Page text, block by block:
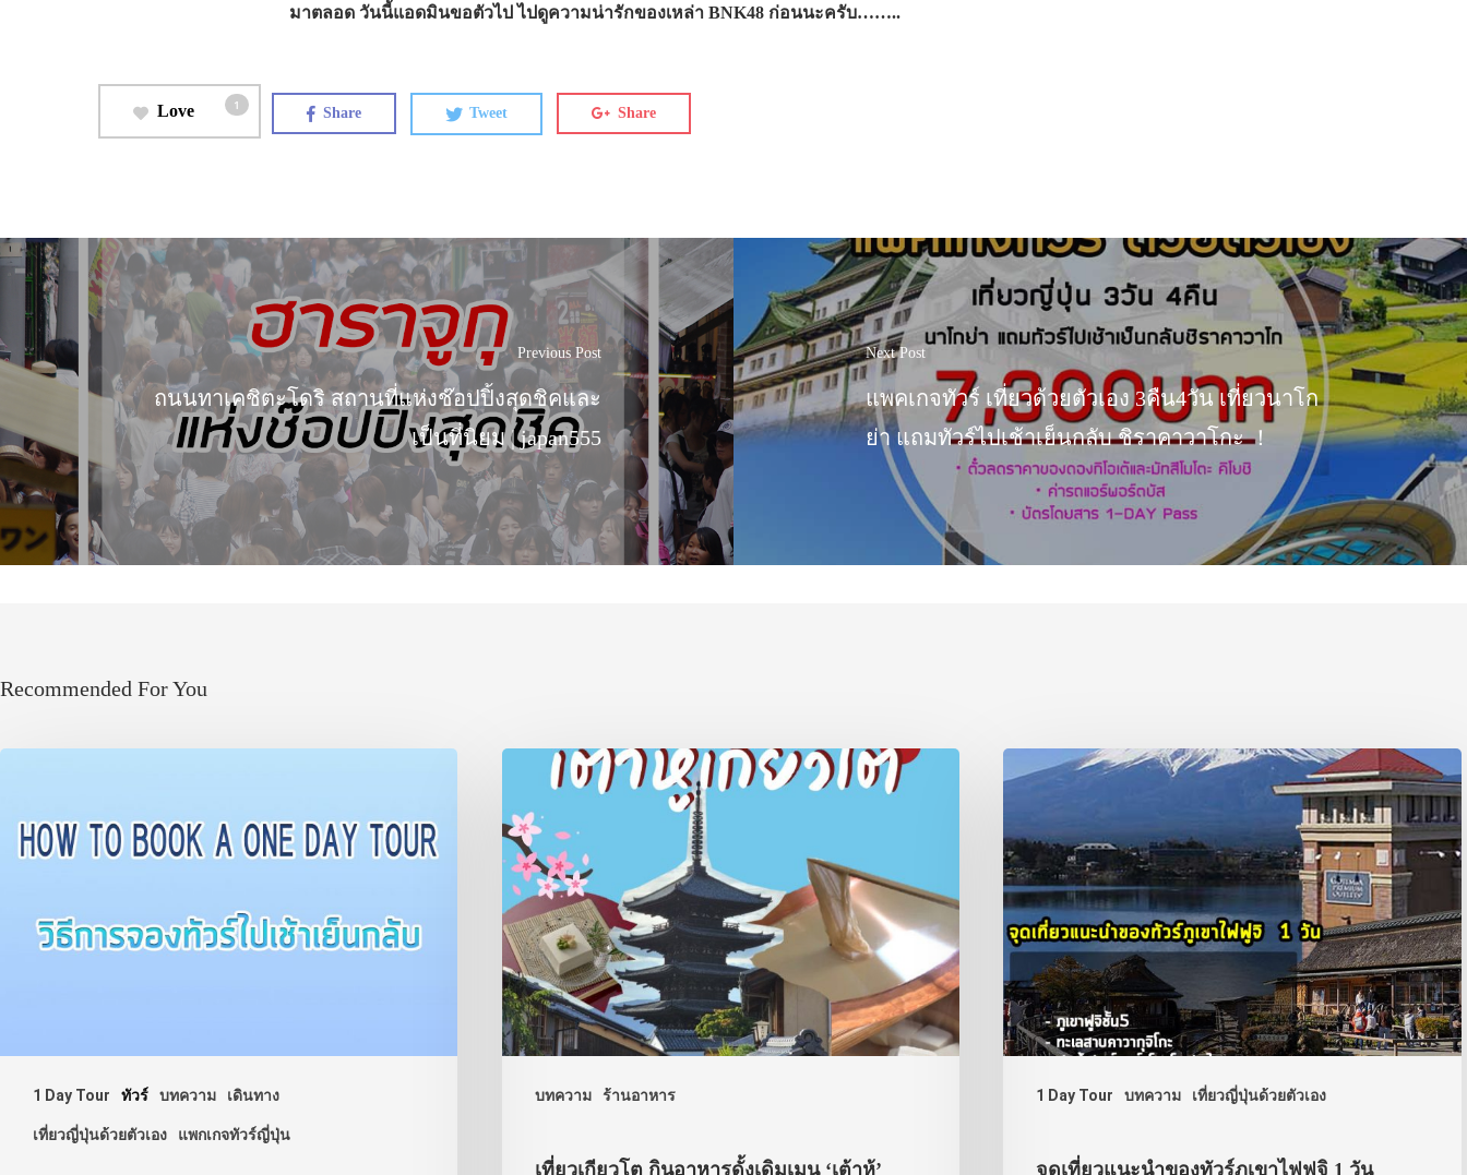
มาตลอด วันนี้แอดมินขอตัวไป ไปดูความน่ารักของเหล่า BNK48 ก่อนนะครับ……..
Love 1 Share Tweet Share
Previous Post
ถนนทาเคชิตะโดริ สถานที่แห่งช๊อปปิ้งสุดชิคและ
เป็นที่นิยม | japan555
Next Post
แพคเกจทัวร์ เที่ยวด้วยตัวเอง 3คืน4วัน เที่ยวนาโก
ย่า แถมทัวร์ไปเช้าเย็นกลับ ชิราคาวาโกะ ！
Recommended For You
1 Day Tour ทัวร์ บทความ เดินทาง
เที่ยวญี่ปุ่นด้วยตัวเอง แพกเกจทัวร์ญี่ปุ่น
บทความ ร้านอาหาร
เที่ยวเกียวโต กินอาหารดั้งเดิมเมนู ‘เต้าหู้’
1 Day Tour บทความ เที่ยวญี่ปุ่นด้วยตัวเอง
จุดเที่ยวแนะนำของทัวร์ภูเขาไฟฟูจิ 1 วัน